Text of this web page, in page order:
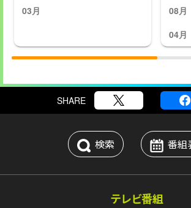
03月
08月
04月
SHARE
検索 番組
テレビ番組